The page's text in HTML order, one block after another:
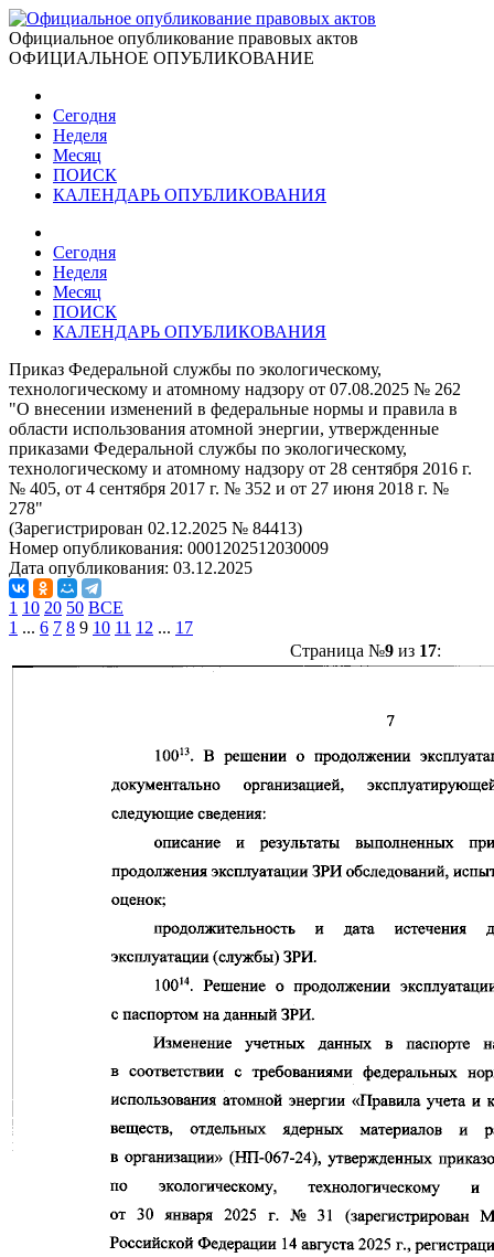
Официальное опубликование правовых актов
ОФИЦИАЛЬНОЕ ОПУБЛИКОВАНИЕ
Сегодня
Неделя
Месяц
ПОИСК
КАЛЕНДАРЬ ОПУБЛИКОВАНИЯ
Сегодня
Неделя
Месяц
ПОИСК
КАЛЕНДАРЬ ОПУБЛИКОВАНИЯ
Приказ Федеральной службы по экологическому,
технологическому и атомному надзору от 07.08.2025 № 262
"О внесении изменений в федеральные нормы и правила в
области использования атомной энергии, утвержденные
приказами Федеральной службы по экологическому,
технологическому и атомному надзору от 28 сентября 2016 г.
№ 405, от 4 сентября 2017 г. № 352 и от 27 июня 2018 г. №
278"
(Зарегистрирован 02.12.2025 № 84413)
Номер опубликования: 0001202512030009
Дата опубликования: 03.12.2025
1 10 20 50 ВСЕ
1 ... 6 7 8 9 10 11 12 ... 17
Страница №9из 17: